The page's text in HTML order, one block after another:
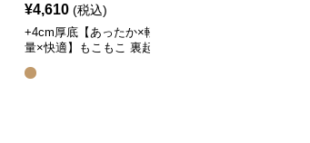
¥4,610 (税込)
+4cm厚底【あったか×軽
量×快適】もこもこ 裏起